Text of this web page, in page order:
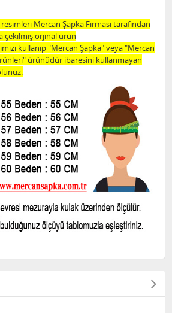
Mercan Şapka Firması tarafından
çekilmiş orjinal ürün
kullanıp "Mercan Şapka" veya "Mercan
ürünüdür ibaresini kullanmayan